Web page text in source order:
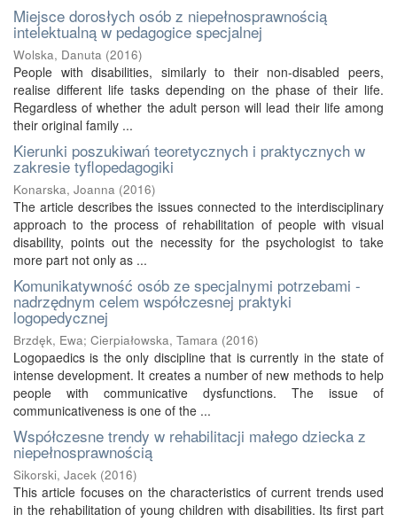
Miejsce dorosłych osób z niepełnosprawnością
intelektualną w pedagogice specjalnej
Wolska, Danuta (2016)
People with disabilities, similarly to their non-disabled peers,
realise different life tasks depending on the phase of their life.
Regardless of whether the adult person will lead their life among
their original family ...
Kierunki poszukiwań teoretycznych i praktycznych w
zakresie tyflopedagogiki
Konarska, Joanna (2016)
The article describes the issues connected to the interdisciplinary
approach to the process of rehabilitation of people with visual
disability, points out the necessity for the psychologist to take
more part not only as ...
Komunikatywność osób ze specjalnymi potrzebami -
nadrzędnym celem współczesnej praktyki
logopedycznej
Brzdęk, Ewa; Cierpiałowska, Tamara (2016)
Logopaedics is the only discipline that is currently in the state of
intense development. It creates a number of new methods to help
people with communicative dysfunctions. The issue of
communicativeness is one of the ...
Współczesne trendy w rehabilitacji małego dziecka z
niepełnosprawnością
Sikorski, Jacek (2016)
This article focuses on the characteristics of current trends used
in the rehabilitation of young children with disabilities. Its first part